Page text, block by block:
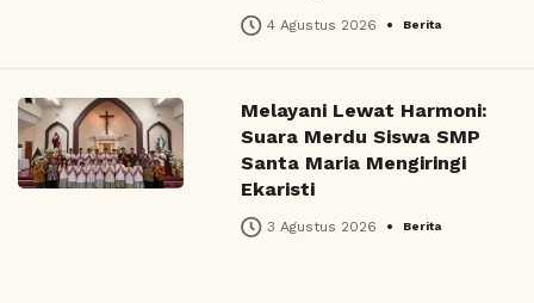
4 Agustus 2026 • Berita
Melayani Lewat Harmoni:
Suara Merdu Siswa SMP
Santa Maria Mengiringi
Ekaristi
3 Agustus 2026 • Berita